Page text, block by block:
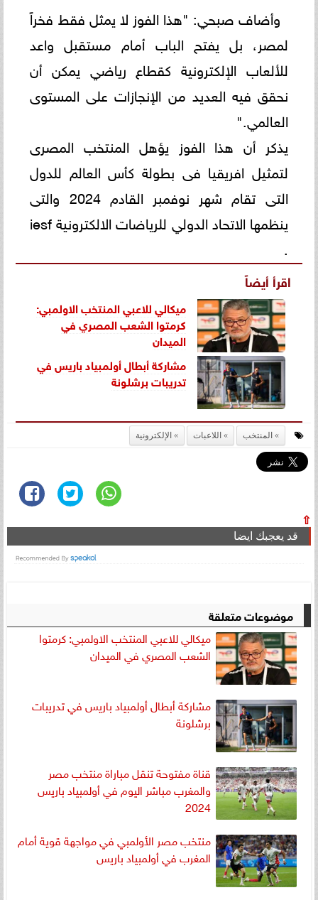
وأضاف صبحي: "هذا الفوز لا يمثل فقط فخراً
لمصر، بل يفتح الباب أمام مستقبل واعد
للألعاب الإلكترونية كقطاع رياضي يمكن أن
نحقق فيه العديد من الإنجازات على المستوى
العالمي."
يذكر أن هذا الفوز يؤهل المنتخب المصرى
لتمثيل افريقيا فى بطولة كأس العالم للدول
التى تقام شهر نوفمبر القادم 2024 والتى
ينظمها الاتحاد الدولي للرياضات الالكترونية iesf
.
اقرأ أيضاً
ميكالي للاعبي المنتخب الاولمبي:
كرمتوا الشعب المصري في
الميدان
مشاركة أبطال أولمبياد باريس في
تدريبات برشلونة
المنتخب اللاعبات الإلكترونية
⇧
قد يعجبك ايضا
موضوعات متعلقة
ميكالي للاعبي المنتخب الاولمبي: كرمتوا
الشعب المصري في الميدان
مشاركة أبطال أولمبياد باريس في تدريبات
برشلونة
قناة مفتوحة تنقل مباراة منتخب مصر
والمغرب مباشر اليوم في أولمبياد باريس
2024
منتخب مصر الأولمبي في مواجهة قوية أمام
المغرب في أولمبياد باريس